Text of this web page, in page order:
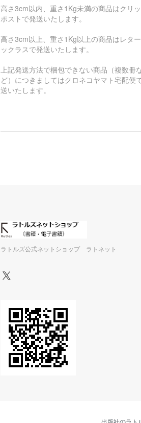
高さ3cm以内、重さ1Kg未満の商品はクリ
ポストで発送いたします。
高さ3cm以上、重さ1Kg以上の商品はレタ
ックラスで発送いたします。
上記発送方法で梱包できない商品（複数冊
ど）につきましてはクロネコヤマト宅配便
送いたします。
ラトルズ公式ネットショップ ラトネット
出版社のラト